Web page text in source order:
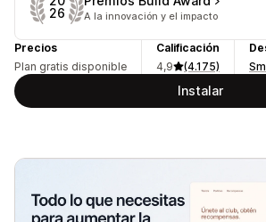
26
A la innovación y el impacto
Precios
Plan gratis disponible
Calificación
4,9
(4.175)
Instalar